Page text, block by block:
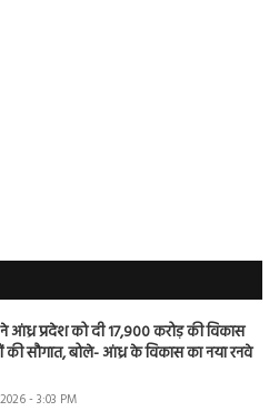
आंध्र प्रदेश को दी 17,900 करोड़ की विकास
की सौगात, बोले- आंध्र के विकास का नया रनवे
- 3:03 PM